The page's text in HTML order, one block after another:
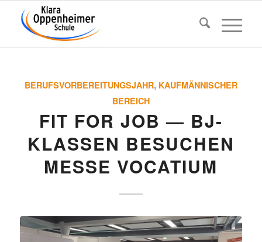
BERUFSVORBEREITUNGSJAHR, KAUFMÄNNISCHER
BEREICH
FIT FOR JOB — BJ-
KLASSEN BESU­CHEN
MESSE VOCATIUM